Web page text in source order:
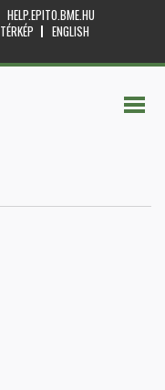
HELP.EPITO.BME.HU
TÉRKÉP
ENGLISH